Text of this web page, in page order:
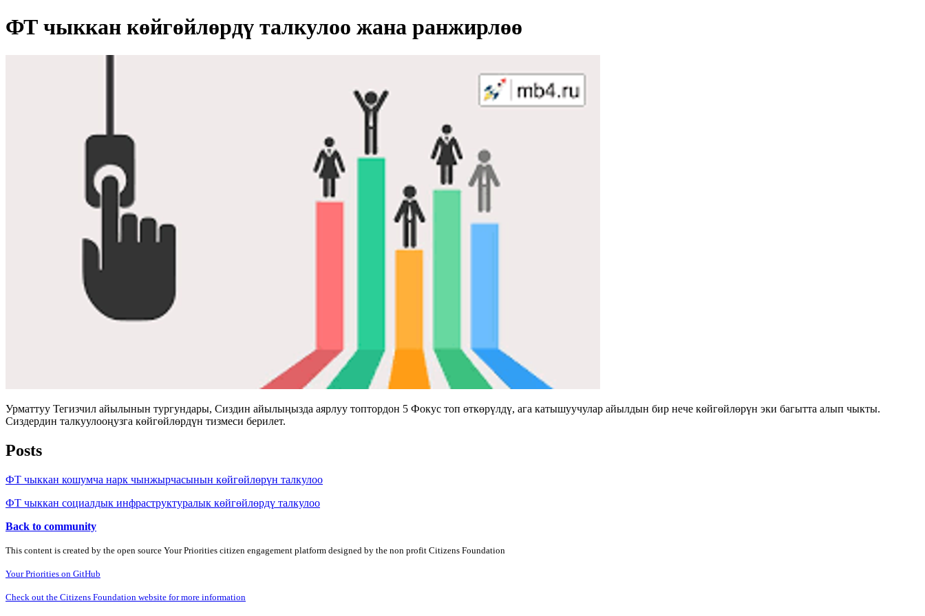
ФТ чыккан көйгөйлөрдү талкулоо жана ранжирлөө
Урматтуу Тегизчил айылынын тургундары, Сиздин айылыңызда аярлуу топтордон 5 Фокус топ өткөрүлдү, ага катышуучулар айылдын бир нече көйгөйлөрүн эки багытта алып чыкты.
Сиздердин талкуулооңузга көйгөйлөрдүн тизмеси берилет.
Posts
ФТ чыккан кошумча нарк чынжырчасынын көйгөйлөрүн талкулоо
ФТ чыккан социалдык инфраструктуралык көйгөйлөрдү талкулоо
Back to community
This content is created by the open source Your Priorities citizen engagement platform designed by the non profit Citizens Foundation
Your Priorities on GitHub
Check out the Citizens Foundation website for more information